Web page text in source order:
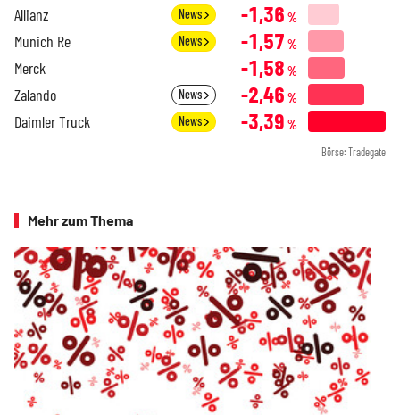
Allianz News -1,36 %
Munich Re News -1,57 %
Merck -1,58 %
Zalando News -2,46 %
Daimler Truck News -3,39 %
Börse: Tradegate
Mehr zum Thema